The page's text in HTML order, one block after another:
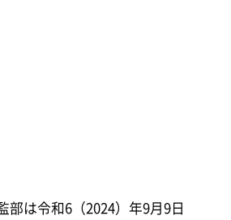
は令和6（2024）年9月9日